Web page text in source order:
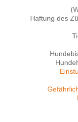
Haftung des